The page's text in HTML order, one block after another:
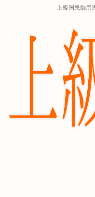
上級国民御用